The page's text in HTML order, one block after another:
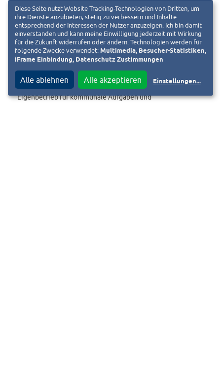
Eigenbetrieb für kommunale Aufgaben und
Diese Seite nutzt Website Tracking-Technologien von Dritten, um
ihre Dienste anzubieten, stetig zu verbessern und Inhalte
entsprechend der Interessen der Nutzer anzuzeigen. Ich bin damit
einverstanden und kann meine Einwilligung jederzeit mit Wirkung
für die Zukunft widerrufen oder ändern. Technologien werden für
folgende Zwecke verwendet: Multimedia, Besucher-Statistiken,
iFrame Einbindung, Datenschutz Zustimmungen
Alle ablehnen Alle akzeptieren Einstellungen...